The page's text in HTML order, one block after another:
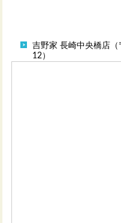
吉野家 長崎中央橋店
12）